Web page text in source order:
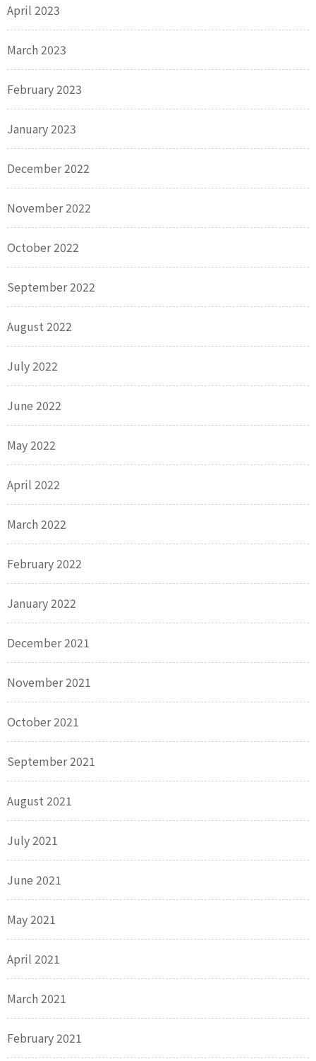
April 2023
March 2023
February 2023
January 2023
December 2022
November 2022
October 2022
September 2022
August 2022
July 2022
June 2022
May 2022
April 2022
March 2022
February 2022
January 2022
December 2021
November 2021
October 2021
September 2021
August 2021
July 2021
June 2021
May 2021
April 2021
March 2021
February 2021